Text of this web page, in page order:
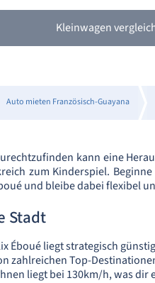
Kleinwagen
Auto mieten Französisch-Guayana
kann eine
zum Kinderspiel.
und bleibe dabei flexibel
Stadt
Éboué liegt strategisch
zahlreichen Top-
liegt bei 130km/h, was dir